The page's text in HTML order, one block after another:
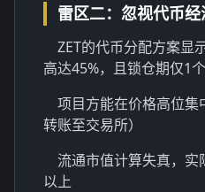
雷区二：忽视代币
ZET的代币分配方案显
高达45%，且锁仓期仅1
项目方能在价格高位
转账至交易所）
流通市值计算失真，
以上